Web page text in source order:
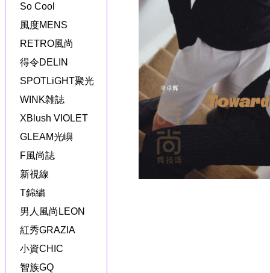
So Cool
風度MENS
RETRO風尚
得令DELIN
SPOTLiGHT聚光
WINK雑誌
XBlush VIOLET
GLEAM光嶼
F風尚誌
新視線
T錦繍
男人風尚LEON
紅秀GRAZIA
小資CHIC
智族GQ